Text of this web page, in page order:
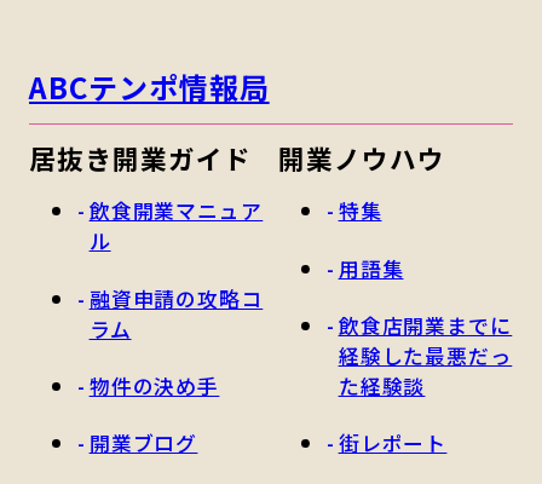
ABCテンポ情報局
居抜き開業ガイド
飲食開業マニュア
ル
融資申請の攻略コ
ラム
物件の決め手
開業ブログ
開業ノウハウ
特集
用語集
飲食店開業までに
経験した最悪だっ
た経験談
街レポート